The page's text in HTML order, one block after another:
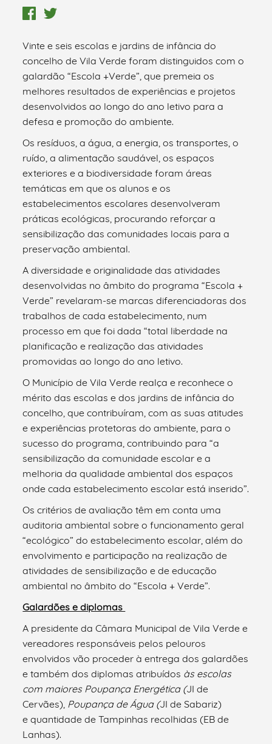
Vinte e seis escolas e jardins de infância do
concelho de Vila Verde foram distinguidos com o
galardão “Escola +Verde”, que premeia os
melhores resultados de experiências e projetos
desenvolvidos ao longo do ano letivo para a
defesa e promoção do ambiente.
Os resíduos, a água, a energia, os transportes, o
ruído, a alimentação saudável, os espaços
exteriores e a biodiversidade foram áreas
temáticas em que os alunos e os
estabelecimentos escolares desenvolveram
práticas ecológicas, procurando reforçar a
sensibilização das comunidades locais para a
preservação ambiental.
A diversidade e originalidade das atividades
desenvolvidas no âmbito do programa “Escola +
Verde” revelaram-se marcas diferenciadoras dos
trabalhos de cada estabelecimento, num
processo em que foi dada “total liberdade na
planificação e realização das atividades
promovidas ao longo do ano letivo.
O Município de Vila Verde realça e reconhece o
mérito das escolas e dos jardins de infância do
concelho, que contribuíram, com as suas atitudes
e experiências protetoras do ambiente, para o
sucesso do programa, contribuindo para “a
sensibilização da comunidade escolar e a
melhoria da qualidade ambiental dos espaços
onde cada estabelecimento escolar está inserido”.
Os critérios de avaliação têm em conta uma
auditoria ambiental sobre o funcionamento geral
“ecológico” do estabelecimento escolar, além do
envolvimento e participação na realização de
atividades de sensibilização e de educação
ambiental no âmbito do “Escola + Verde”.
Galardões e diplomas
A presidente da Câmara Municipal de Vila Verde e
vereadores responsáveis pelos pelouros
envolvidos vão proceder à entrega dos galardões
e também dos diplomas atribuídos às escolas
com maiores Poupança Energética (JI de
Cervães), Poupança de Água (JI de Sabariz)
e quantidade de Tampinhas recolhidas (EB de
Lanhas).